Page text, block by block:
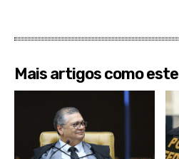
Mais artigos como este